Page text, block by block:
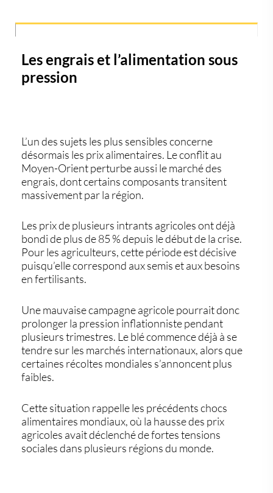
Les engrais et l’alimentation sous
pression
L’un des sujets les plus sensibles concerne
désormais les prix alimentaires. Le conflit au
Moyen-Orient perturbe aussi le marché des
engrais, dont certains composants transitent
massivement par la région.
Les prix de plusieurs intrants agricoles ont déjà
bondi de plus de 85 % depuis le début de la crise.
Pour les agriculteurs, cette période est décisive
puisqu’elle correspond aux semis et aux besoins
en fertilisants.
Une mauvaise campagne agricole pourrait donc
prolonger la pression inflationniste pendant
plusieurs trimestres. Le blé commence déjà à se
tendre sur les marchés internationaux, alors que
certaines récoltes mondiales s’annoncent plus
faibles.
Cette situation rappelle les précédents chocs
alimentaires mondiaux, où la hausse des prix
agricoles avait déclenché de fortes tensions
sociales dans plusieurs régions du monde.